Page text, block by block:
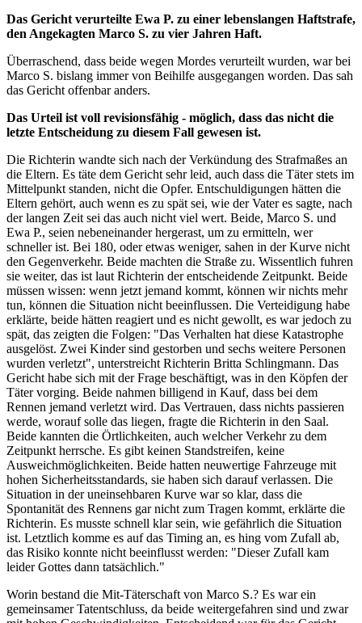
Das Gericht verurteilte Ewa P. zu einer lebenslangen Haftstrafe,
den Angekagten Marco S. zu vier Jahren Haft.
Überraschend, dass beide wegen Mordes verurteilt wurden, war bei
Marco S. bislang immer von Beihilfe ausgegangen worden. Das sah
das Gericht offenbar anders.
Das Urteil ist voll revisionsfähig - möglich, dass das nicht die
letzte Entscheidung zu diesem Fall gewesen ist.
Die Richterin wandte sich nach der Verkündung des Strafmaßes an
die Eltern. Es täte dem Gericht sehr leid, auch dass die Täter stets im
Mittelpunkt standen, nicht die Opfer. Entschuldigungen hätten die
Eltern gehört, auch wenn es zu spät sei, wie der Vater es sagte, nach
der langen Zeit sei das auch nicht viel wert. Beide, Marco S. und
Ewa P., seien nebeneinander hergerast, um zu ermitteln, wer
schneller ist. Bei 180, oder etwas weniger, sahen in der Kurve nicht
den Gegenverkehr. Beide machten die Straße zu. Wissentlich fuhren
sie weiter, das ist laut Richterin der entscheidende Zeitpunkt. Beide
müssen wissen: wenn jetzt jemand kommt, können wir nichts mehr
tun, können die Situation nicht beeinflussen. Die Verteidigung habe
erklärte, beide hätten reagiert und es nicht gewollt, es war jedoch zu
spät, das zeigten die Folgen: "Das Verhalten hat diese Katastrophe
ausgelöst. Zwei Kinder sind gestorben und sechs weitere Personen
wurden verletzt", unterstreicht Richterin Britta Schlingmann. Das
Gericht habe sich mit der Frage beschäftigt, was in den Köpfen der
Täter vorging. Beide nahmen billigend in Kauf, dass bei dem
Rennen jemand verletzt wird. Das Vertrauen, dass nichts passieren
werde, worauf solle das liegen, fragte die Richterin in den Saal.
Beide kannten die Örtlichkeiten, auch welcher Verkehr zu dem
Zeitpunkt herrsche. Es gibt keinen Standstreifen, keine
Ausweichmöglichkeiten. Beide hatten neuwertige Fahrzeuge mit
hohen Sicherheitsstandards, sie haben sich darauf verlassen. Die
Situation in der uneinsehbaren Kurve war so klar, dass die
Spontanität des Rennens gar nicht zum Tragen kommt, erklärte die
Richterin. Es musste schnell klar sein, wie gefährlich die Situation
ist. Letztlich komme es auf das Timing an, es hing vom Zufall ab,
das Risiko konnte nicht beeinflusst werden: "Dieser Zufall kam
leider Gottes dann tatsächlich."
Worin bestand die Mit-Täterschaft von Marco S.? Es war ein
gemeinsamer Tatentschluss, da beide weitergefahren sind und zwar